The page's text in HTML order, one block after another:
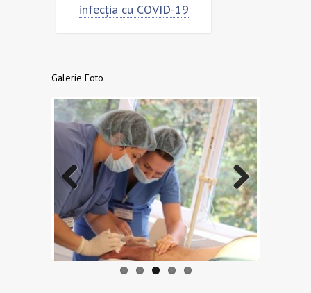
infecția cu COVID-19
Galerie Foto
Previo
us
Next